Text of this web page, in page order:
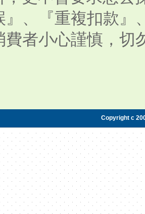
』、『重複扣款
費者小心謹慎，切
Copyright c